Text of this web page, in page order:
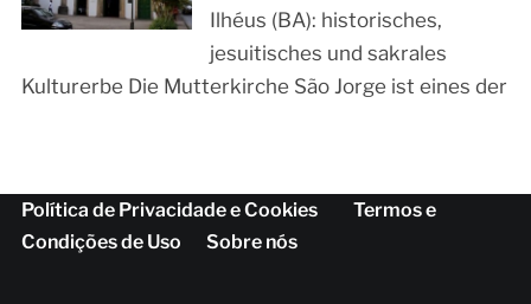
Ilhéus (BA): historisches,
jesuitisches und sakrales
Kulturerbe Die Mutterkirche São Jorge ist eines der
Política de Privacidade e Cookies
Termos e
Condições de Uso
Sobre nós